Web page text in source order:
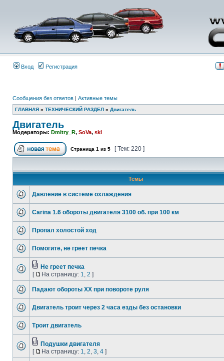
Вход Регистрация
Сообщения без ответов | Активные темы
ГЛАВНАЯ » ТЕХНИЧЕСКИЙ РАЗДЕЛ » Двигатель
Двигатель
Модераторы: Dmitry_R, SoVa, skl
Страница 1 из 5 [ Тем: 220 ]
Темы
Давление в системе охлаждения
Carina 1.6 обороты двигателя 3100 об. при 100 км
Пропал холостой ход
Помогите, не греет печка
Не греет печка
[
На страницу: 1, 2 ]
Падают обороты ХХ при повороте руля
Двигатель троит через 2 часа езды без остановки
Троит двигатель
Подушки двигателя
[
На страницу: 1, 2, 3, 4 ]